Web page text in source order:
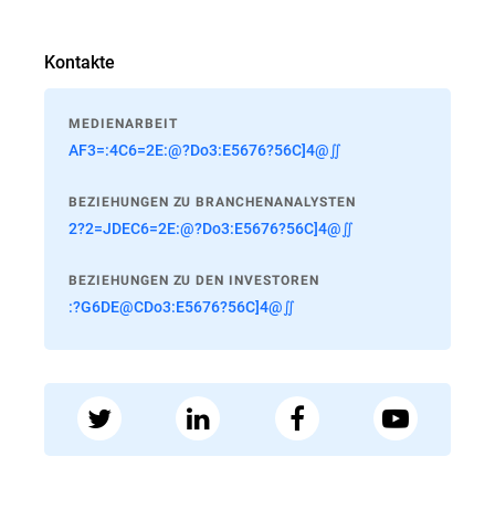
Kontakte
MEDIENARBEIT
AF3=:4C6=2E:@?Do3:E5676?56C]4@∬
BEZIEHUNGEN ZU BRANCHENANALYSTEN
2?2=JDEC6=2E:@?Do3:E5676?56C]4@∬
BEZIEHUNGEN ZU DEN INVESTOREN
:?G6DE@CDo3:E5676?56C]4@∬